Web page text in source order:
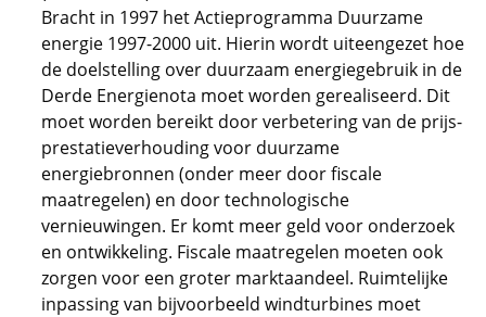
Bracht in 1997 het Actieprogramma Duurzame
energie 1997-2000 uit. Hierin wordt uiteengezet hoe
de doelstelling over duurzaam energiegebruik in de
Derde Energienota moet worden gerealiseerd. Dit
moet worden bereikt door verbetering van de prijs-
prestatieverhouding voor duurzame
energiebronnen (onder meer door fiscale
maatregelen) en door technologische
vernieuwingen. Er komt meer geld voor onderzoek
en ontwikkeling. Fiscale maatregelen moeten ook
zorgen voor een groter marktaandeel. Ruimtelijke
inpassing van bijvoorbeeld windturbines moet